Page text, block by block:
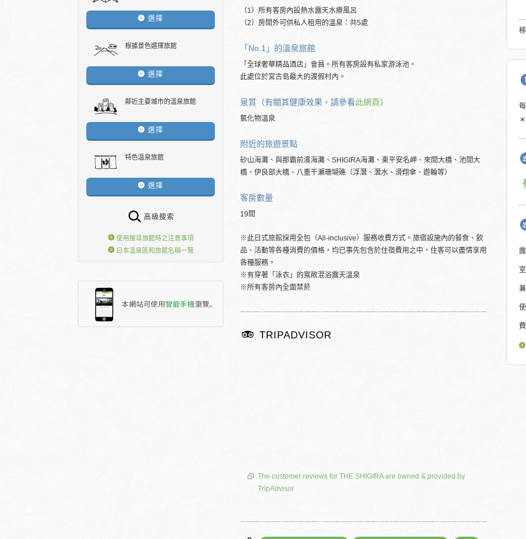
選擇
根據景色選擇旅館
選擇
鄰近主要城市的溫泉旅館
選擇
特色溫泉旅館
選擇
高級搜索
使用搜尋旅館時之注意事項
日本溫泉區和旅館名稱一覽
（1）所有客房內設熱水露天水療風呂
（2）房間外可供私人租用的溫泉：共5處
「No.1」的溫泉旅館
「全球奢華精品酒店」會員。所有客房設有私家游泳池。
此處位於宮古島最大的渡假村內。
泉質（有關其健康效果，請參看此網頁）
氯化物溫泉
附近的旅遊景點
砂山海灘、與那霸前濱海灘、SHIGIRA海灘、東平安名岬、來間大橋、池間大
橋、伊良部大橋、八重干瀬珊瑚礁（浮潛、潛水、滑翔傘、遊輪等）
客房數量
19間
※此日式旅館採用全包（All-inclusive）服務收費方式。旅宿設施內的餐食、飲
品、活動等各種消費的價格，均已事先包含於住宿費用之中，住客可以盡情享用
各種服務。
※有穿著「泳衣」的寬敞混浴露天溫泉
※所有客房內全面禁菸
TRIPADVISOR
The customer reviews for THE SHIGIRA are owned & provided by
TripAdvisor